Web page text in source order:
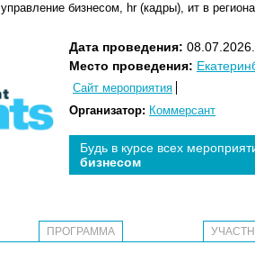
управление бизнесом, hr (кадры), ит в
Дата проведения:
Место проведения:
Сайт мероприятия
Организатор: Коммерсант
Будь в курсе всех
бизнесом
ПРОГРАММА